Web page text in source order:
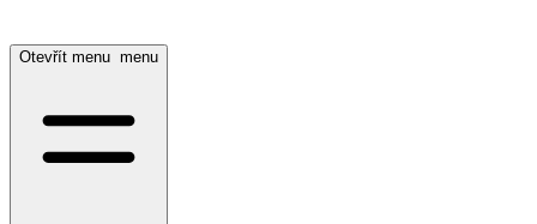
Otevřít menu menu